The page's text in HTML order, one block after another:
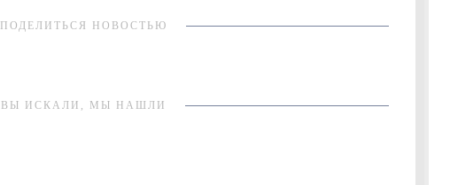
ПОДЕЛИТЬСЯ НОВОСТЬЮ
ВЫ ИСКАЛИ, МЫ НАШЛИ